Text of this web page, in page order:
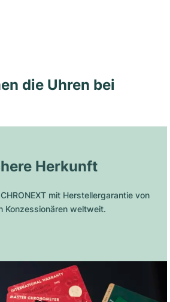
die Uhren bei
Herkunft
mit Herstellergarantie von
Konzessionären weltweit.